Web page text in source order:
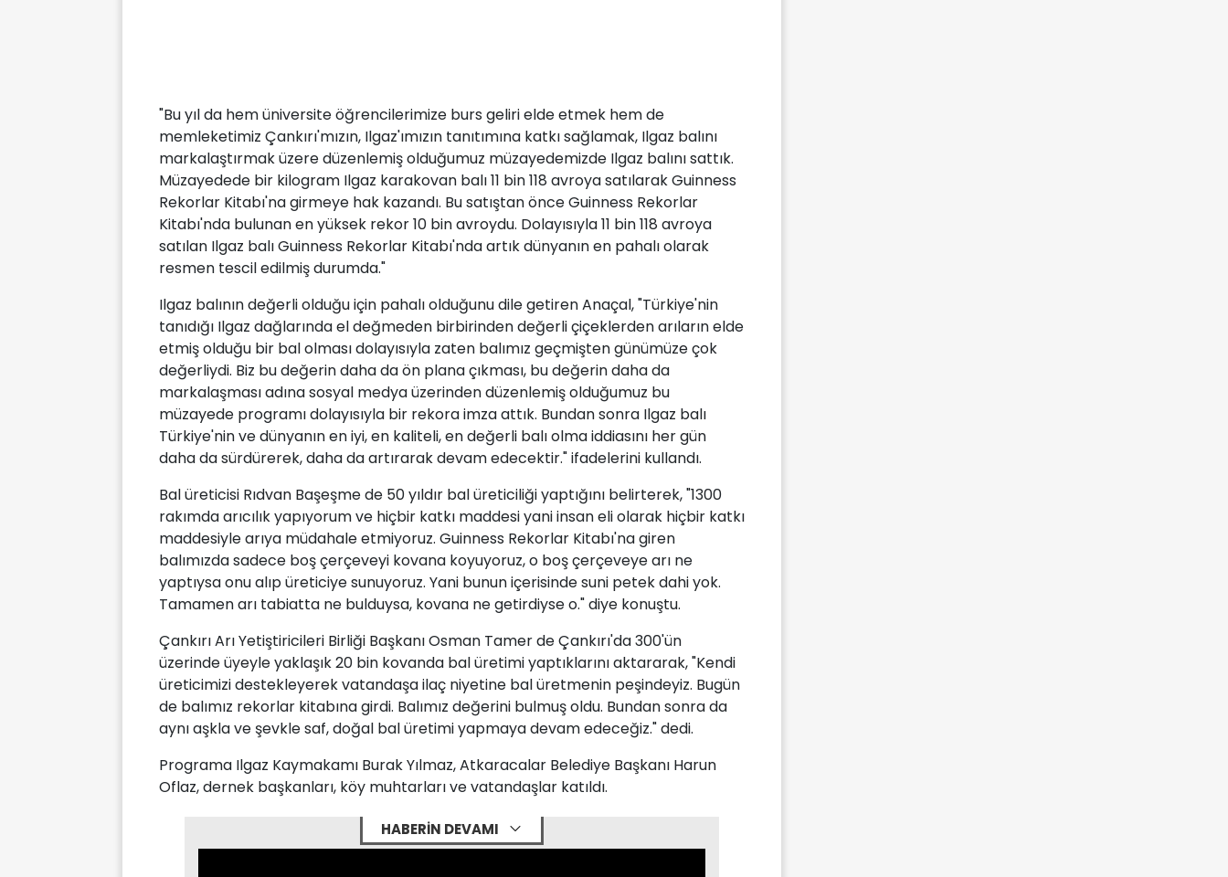
"Bu yıl da hem üniversite öğrencilerimize burs geliri elde etmek hem de
memleketimiz Çankırı'mızın, Ilgaz'ımızın tanıtımına katkı sağlamak, Ilgaz balını
markalaştırmak üzere düzenlemiş olduğumuz müzayedemizde Ilgaz balını sattık.
Müzayedede bir kilogram Ilgaz karakovan balı 11 bin 118 avroya satılarak Guinness
Rekorlar Kitabı'na girmeye hak kazandı. Bu satıştan önce Guinness Rekorlar
Kitabı'nda bulunan en yüksek rekor 10 bin avroydu. Dolayısıyla 11 bin 118 avroya
satılan Ilgaz balı Guinness Rekorlar Kitabı'nda artık dünyanın en pahalı olarak
resmen tescil edilmiş durumda."
Ilgaz balının değerli olduğu için pahalı olduğunu dile getiren Anaçal, "Türkiye'nin
tanıdığı Ilgaz dağlarında el değmeden birbirinden değerli çiçeklerden arıların elde
etmiş olduğu bir bal olması dolayısıyla zaten balımız geçmişten günümüze çok
değerliydi. Biz bu değerin daha da ön plana çıkması, bu değerin daha da
markalaşması adına sosyal medya üzerinden düzenlemiş olduğumuz bu
müzayede programı dolayısıyla bir rekora imza attık. Bundan sonra Ilgaz balı
Türkiye'nin ve dünyanın en iyi, en kaliteli, en değerli balı olma iddiasını her gün
daha da sürdürerek, daha da artırarak devam edecektir." ifadelerini kullandı.
Bal üreticisi Rıdvan Başeşme de 50 yıldır bal üreticiliği yaptığını belirterek, "1300
rakımda arıcılık yapıyorum ve hiçbir katkı maddesi yani insan eli olarak hiçbir katkı
maddesiyle arıya müdahale etmiyoruz. Guinness Rekorlar Kitabı'na giren
balımızda sadece boş çerçeveyi kovana koyuyoruz, o boş çerçeveye arı ne
yaptıysa onu alıp üreticiye sunuyoruz. Yani bunun içerisinde suni petek dahi yok.
Tamamen arı tabiatta ne bulduysa, kovana ne getirdiyse o." diye konuştu.
Çankırı Arı Yetiştiricileri Birliği Başkanı Osman Tamer de Çankırı'da 300'ün
üzerinde üyeyle yaklaşık 20 bin kovanda bal üretimi yaptıklarını aktararak, "Kendi
üreticimizi destekleyerek vatandaşa ilaç niyetine bal üretmenin peşindeyiz. Bugün
de balımız rekorlar kitabına girdi. Balımız değerini bulmuş oldu. Bundan sonra da
aynı aşkla ve şevkle saf, doğal bal üretimi yapmaya devam edeceğiz." dedi.
Programa Ilgaz Kaymakamı Burak Yılmaz, Atkaracalar Belediye Başkanı Harun
Oflaz, dernek başkanları, köy muhtarları ve vatandaşlar katıldı.
HABERİN DEVAMI